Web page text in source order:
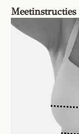
Meetinstructies